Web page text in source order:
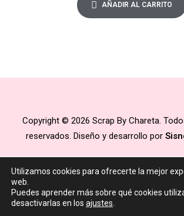
AÑADIR AL CARRITO
Copyright © 2026 Scrap By Chareta.
reservados. Diseño y desarrollo por
Utilizamos cookies para ofrecerte la mejor
web.
Puedes aprender más sobre qué cookies
desactivarlas en los ajustes